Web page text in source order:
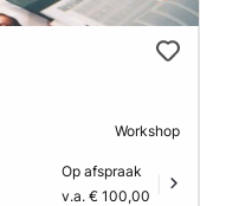
Workshop
Op afspraak
v.a. € 100,00